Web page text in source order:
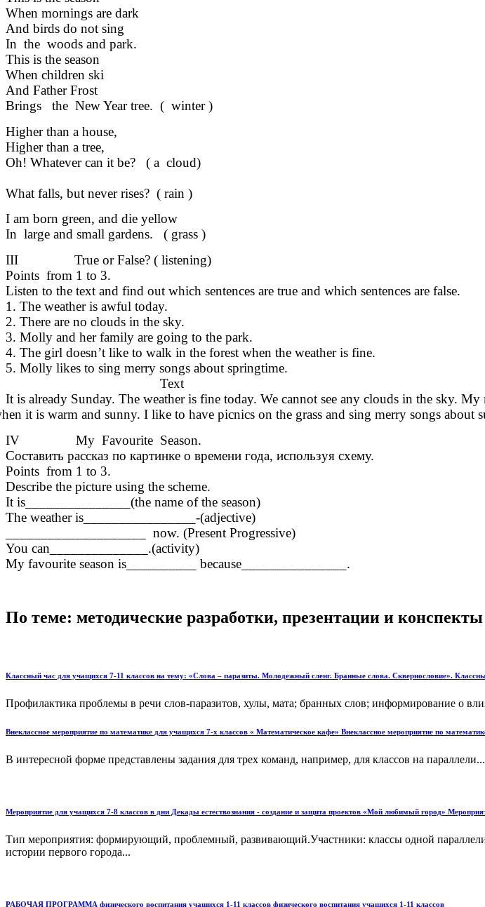
When mornings are dark
And birds do not sing
In the woods and park.
This is the season
When children ski
And Father Frost
Brings the New Year tree. ( winter )
Higher than a house,
Higher than a tree,
Oh! Whatever can it be? ( a cloud)
What falls, but never rises? ( rain )
I am born green, and die yellow
In large and small gardens. ( grass )
III True or False? ( listening)
Points from 1 to 3.
Listen to the text and find out which sentences are true and which sentences are false.
1. The weather is awful today.
2. There are no clouds in the sky.
3. Molly and her family are going to the park.
4. The girl doesn’t like to walk in the forest when the weather is fine.
5. Molly likes to sing merry songs about springtime.
Text
It is already Sunday. The weather is fine today. We cannot see any clouds in the sky.
it is warm and sunny. I like to have picnics on the grass and sing merry songs about
IV My Favourite Season.
Составить рассказ по картинке о времени года, используя схему.
Points from 1 to 3.
Describe the picture using the scheme.
It is_______________(the name of the season)
The weather is________________-(adjective)
____________________ now. (Present Progressive)
You can______________.(activity)
My favourite season is__________ because_______________.
По теме: методические разработки, презентации и конспекты
Классный час для учащихся 7-11 классов на тему: «Слова – паразиты. Молодежный сленг. Бранные слова. Сквернословие».
Профилактика проблемы в речи слов-паразитов, хулы, мата; бранных слов; информирование о
Внеклассное мероприятие по математике для учащихся 7-х классов « Математическое кафе» Внеклассное мероприятие по
В интересной форме представлены задания для трех команд, например, для классов на
Мероприятие для учащихся 7-8 классов в дни Декады естествознания - создание и защита проектов «Мой любимый город»
Тип мероприятия: формирующий, проблемный, развивающий.Участники: классы одной
истории первого города...
РАБОЧАЯ ПРОГРАММА физического воспитания учащихся 1-11 классов физического воспитания учащихся 1-11 классов